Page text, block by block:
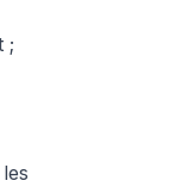
;